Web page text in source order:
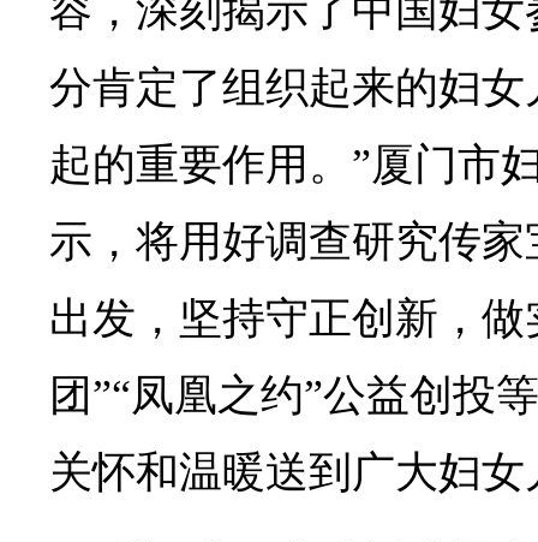
容，深刻揭示了中国妇
分肯定了组织起来的妇
起的重要作用。”厦门市
示，将用好调查研究传
出发，坚持守正创新，
团”“凤凰之约”公益创投
关怀和温暖送到广大妇